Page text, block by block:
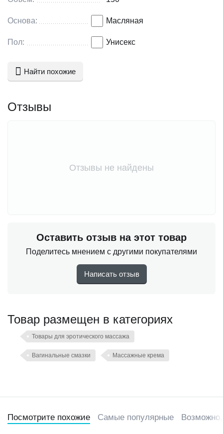
Основа: Масляная
Пол: Унисекс
Найти похожие
Отзывы
Отзывы не найдены
Оставить отзыв на этот товар
Поделитесь мнением с другими покупателями
Написать отзыв
Товар размещен в категориях
Товары для эротического массажа
Вагинальные смазки Массажные крема
Посмотрите похожие Самые популярные Возможно,